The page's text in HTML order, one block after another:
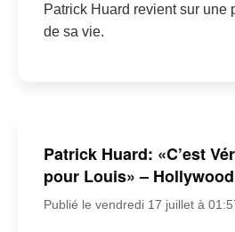
Patrick Huard revient sur une
de sa vie.
Patrick Huard: «C’est
pour Louis» –
Publié le vendredi 17 juillet à